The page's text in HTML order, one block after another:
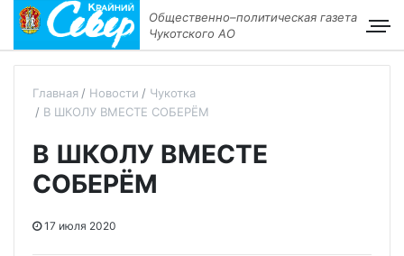
Общественно–политическая газета
Чукотского АО
Главная Новости
Чукотка
В ШКОЛУ ВМЕСТЕ СОБЕРЁМ
В ШКОЛУ ВМЕСТЕ
СОБЕРЁМ
17 июля 2020